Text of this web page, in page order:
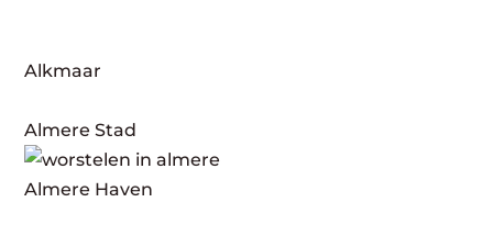
Alkmaar
Almere Stad
Almere Haven